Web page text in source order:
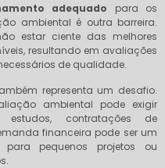
adequado para os
ambiental é outra barreira.
estar ciente das melhores
resultando em avaliações
de qualidade.
representa um desafio.
ambiental pode exigir
estudos, contratações de
financeira pode ser um
para pequenos projetos ou